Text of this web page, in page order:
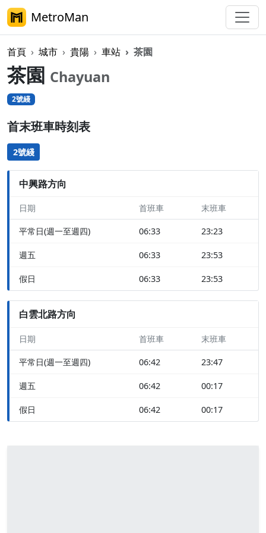
MetroMan
首頁 城市 貴陽 車站 茶園
茶園 Chayuan
2號綫
首末班車時刻表
2號綫
中興路方向
日期 首班車 末班車
平常日(週一至週四) 06:33 23:23
週五 06:33 23:53
假日 06:33 23:53
白雲北路方向
日期 首班車 末班車
平常日(週一至週四) 06:42 23:47
週五 06:42 00:17
假日 06:42 00:17